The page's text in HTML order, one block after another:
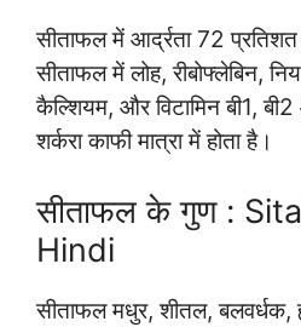
सीताफल में आर्द्रता 72
सीताफल में लोह, रीबोफ्लेबिन,
कैल्शियम, और विटामिन बी1,
शर्करा काफी मात्रा में होता है।
सीताफल के गुण :
Hindi
सीताफल मधुर, शीतल, बलवर्धक,